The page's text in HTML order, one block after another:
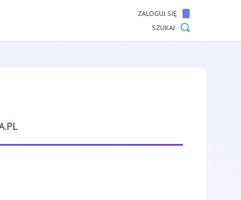
ZALOGUJ SIĘ
SZUKAJ